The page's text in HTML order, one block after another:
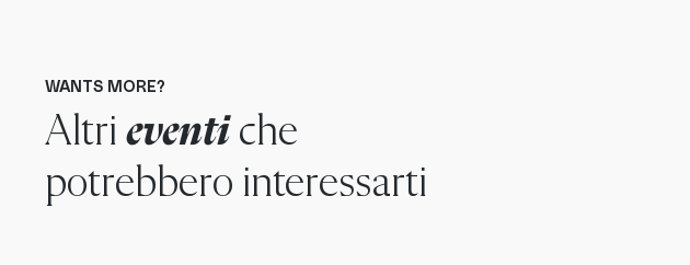
WANTS MORE?
Altri eventiche
potrebbero interessarti